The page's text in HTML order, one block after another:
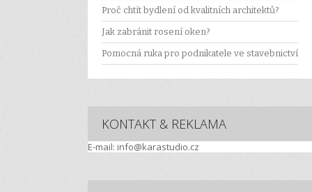
Proč chtít bydlení od kvalitních architektů?
Jak zabránit rosení oken?
Pomocná ruka pro podnikatele ve stavebnictví
KONTAKT & REKLAMA
E-mail: info@karastudio.cz